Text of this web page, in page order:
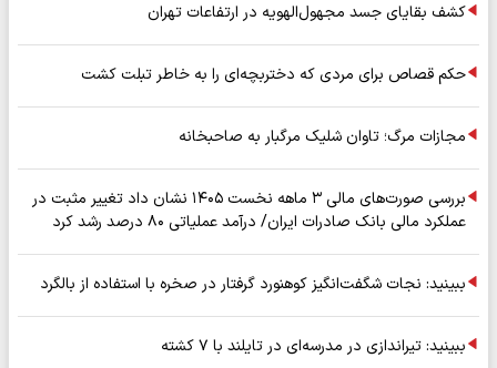
کشف بقایای جسد مجهول‌الهویه در ارتفاعات تهران
حکم قصاص برای مردی که دختربچه‌ای را به خاطر تبلت کشت
مجازات مرگ؛ تاوان شلیک مرگبار به صاحبخانه
بررسی صورت‌های مالی ۳ ماهه نخست ۱۴۰۵ نشان داد تغییر مثبت در
عملکرد مالی بانک صادرات ایران/ درآمد عملیاتی ۸۰ درصد رشد کرد
ببینید: نجات شگفت‌انگیز کوهنورد گرفتار در صخره با استفاده از بالگرد
ببینید: تیراندازی در مدرسه‌ای در تایلند با ۷ کشته